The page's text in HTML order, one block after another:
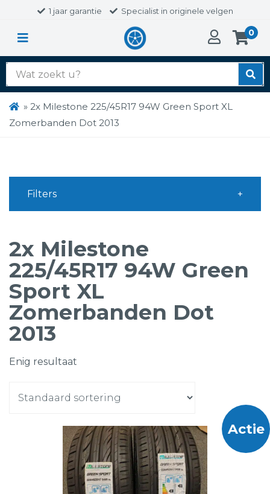
1 jaar garantie Specialist in originele velgen
0
Zoek
naar:
» 2x Milestone 225/45R17 94W Green Sport XL
Zomerbanden Dot 2013
2x Milestone
225/45R17 94W Green
Sport XL
Zomerbanden Dot
2013
Enig resultaat
Actie
Filters